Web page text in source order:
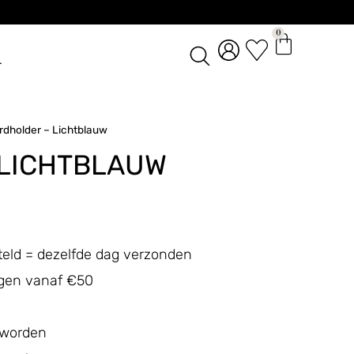
0
– Lichtblauw
= dezelfde dag verzonden
vanaf €50